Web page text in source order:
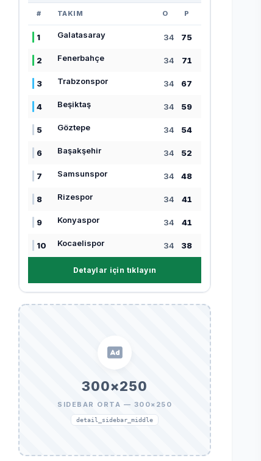
# TAKIM O P
1 Galatasaray 34 75
2 Fenerbahçe 34 71
3 Trabzonspor 34 67
4 Beşiktaş 34 59
5 Göztepe 34 54
6 Başakşehir 34 52
7 Samsunspor 34 48
8 Rizespor 34 41
9 Konyaspor 34 41
10 Kocaelispor 34 38
Detaylar için tıklayın
300×250
SIDEBAR ORTA — 300×250
detail_sidebar_middle